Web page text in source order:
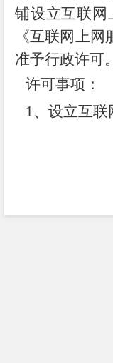
铺设立互联网
《互联网上
准予行政许可
许可事项：
1、 设立互联